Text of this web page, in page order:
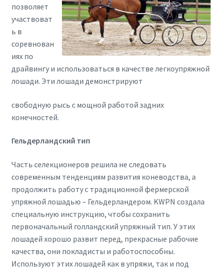
позволяет
участвоват
ь в
соревнован
иях по
драйвингу и использоваться в качестве легкоупряжной
лошади. Эти лошади демонстрируют
свободную рысь с мощной работой задних
конечностей.
Гельдерландский тип
Часть селекционеров решила не следовать
современным тенденциям развития коневодства, а
продолжить работу с традиционной фермерской
упряжной лошадью – Гельдерландером. KWPN создала
специальную инструкцию, чтобы сохранить
первоначальный голландский упряжный тип. У этих
лошадей хорошо развит перед, прекрасные рабочие
качества, они покладисты и работоспособны.
Используют этих лошадей как в упряжи, так и под